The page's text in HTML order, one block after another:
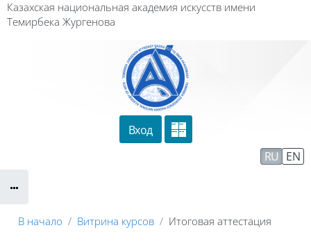
Перейти к основному содержанию
Казахская национальная академия искусств имени
Темирбека Жургенова
Вход
RU EN
В начало Витрина курсов Итоговая аттестация